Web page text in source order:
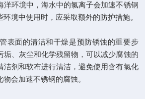
洋环境中，海水中的氯离子会加速不锈钢
境中使用时，应采取额外的防护措施。
面的清洁和干燥是预防锈蚀的重要步
垢、灰尘和化学残留物，可以减少腐蚀的
洁剂和软布进行清洁，避免使用含有氯化
会加速不锈钢的腐蚀。